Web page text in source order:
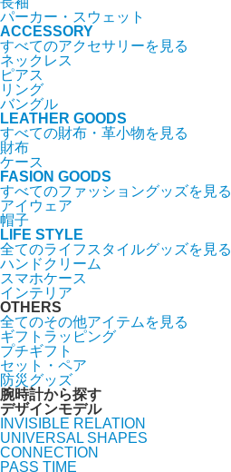
パーカー・スウェット
ACCESSORY
すべてのアクセサリーを見る
ネックレス
ピアス
リング
バングル
LEATHER GOODS
すべての財布・革小物を見る
財布
ケース
FASION GOODS
すべてのファッショングッズを見る
アイウェア
帽子
LIFE STYLE
全てのライフスタイルグッズを見る
ハンドクリーム
スマホケース
インテリア
OTHERS
全てのその他アイテムを見る
ギフトラッピング
プチギフト
セット・ペア
防災グッズ
腕時計から探す
デザインモデル
INVISIBLE RELATION
UNIVERSAL SHAPES
CONNECTION
PASS TIME